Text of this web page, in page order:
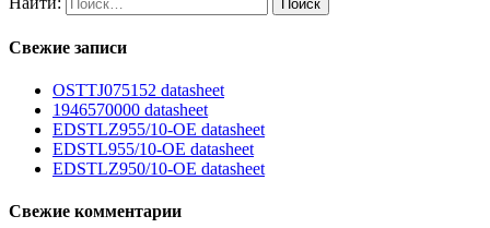
Свежие записи
OSTTJ075152 datasheet
1946570000 datasheet
EDSTLZ955/10-OE datasheet
EDSTL955/10-OE datasheet
EDSTLZ950/10-OE datasheet
Свежие комментарии